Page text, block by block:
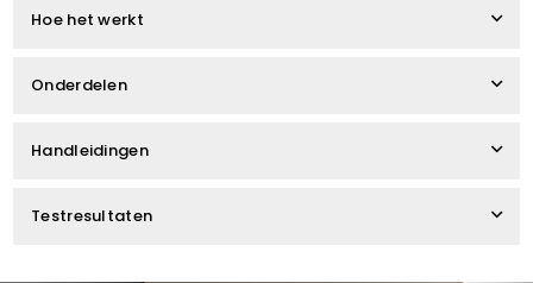
Hoe het werkt
Onderdelen
Handleidingen
Testresultaten